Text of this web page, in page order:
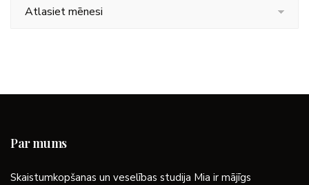
Par mums
Skaistumkopšanas un veselības studija Mia ir mājīgs